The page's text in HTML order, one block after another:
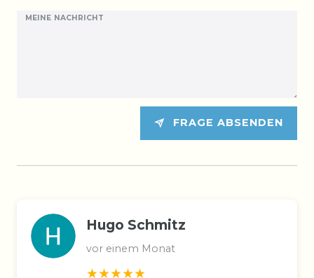
MEINE NACHRICHT
FRAGE ABSENDEN
Hugo Schmitz
vor einem Monat